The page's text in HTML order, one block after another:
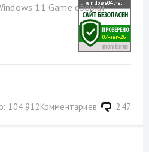
11 Game сборки
Комментариев: 247
104 912